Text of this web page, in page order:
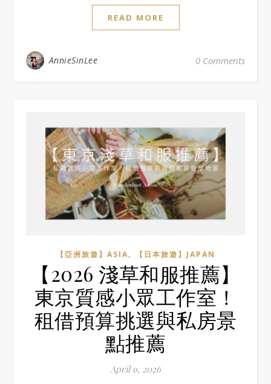
READ MORE
AnnieSinLee 0 Comments
【亞洲旅遊】ASIA, 【日本旅遊】JAPAN
【2026 淺草和服推薦】
東京質感小眾工作室！
租借預算挑選與私房景
點推薦
April 9, 2026